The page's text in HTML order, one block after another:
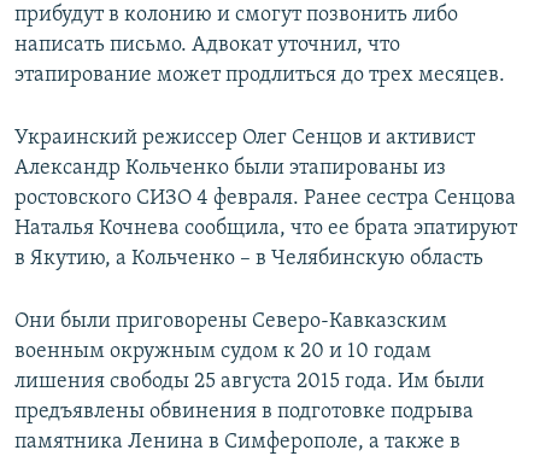
прибудут в колонию и смогут позвонить либо
написать письмо. Адвокат уточнил, что
этапирование может продлиться до трех месяцев.
Украинский режиссер Олег Сенцов и активист
Александр Кольченко были этапированы из
ростовского СИЗО 4 февраля. Ранее сестра Сенцова
Наталья Кочнева сообщила, что ее брата эпатируют
в Якутию, а Кольченко – в Челябинскую область
Они были приговорены Северо-Кавказским
военным окружным судом к 20 и 10 годам
лишения свободы 25 августа 2015 года. Им были
предъявлены обвинения в подготовке подрыва
памятника Ленина в Симферополе, а также в